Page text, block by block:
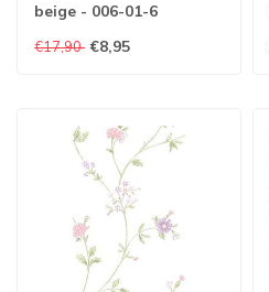
beige - 006-01-6
€17,90 €8,95